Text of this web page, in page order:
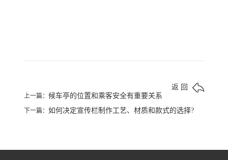
返 回
上一篇：候车亭的位置和乘客安全有重要关系
下一篇：如何决定宣传栏制作工艺、材质和款式的选择?